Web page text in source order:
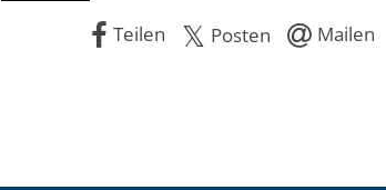
Teilen
Posten Mailen